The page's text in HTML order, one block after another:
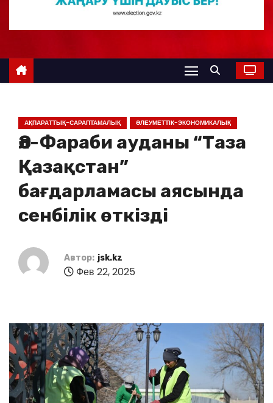
АҚПАРАТТЫҚ-САРАПТАМАЛЫҚ ӘЛЕУМЕТТІК-ЭКОНОМИКАЛЫҚ
Әл-Фараби ауданы “Таза
Қазақстан”
бағдарламасы аясында
сенбілік өткізді
Автор: jsk.kz
Фев 22, 2025